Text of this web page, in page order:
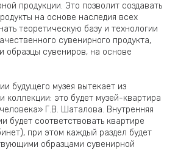
продукции. Это позволит создавать
на основе наследия всех
теоретическую базу и технологии
сувенирного продукта,
образцы сувениров, на основе
будущего музея вытекает из
коллекции: это будет музей-квартира
Г.В. Шаталова. Внутренняя
будет соответствовать квартире
при этом каждый раздел будет
образцами сувенирной